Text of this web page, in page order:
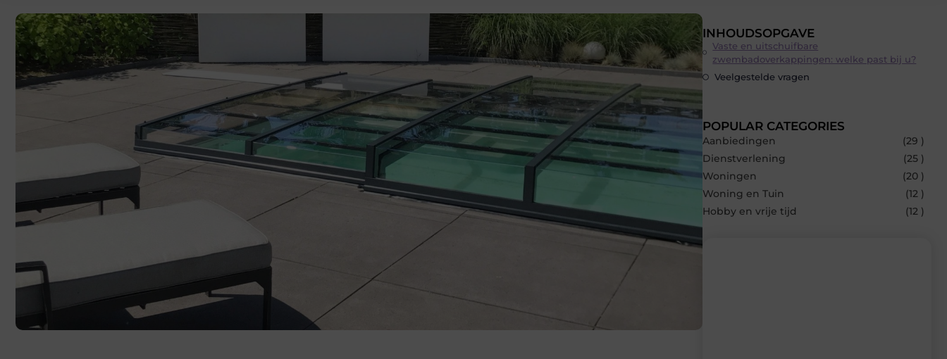
INHOUDSOPGAVE
Vaste en uitschuifbare
zwembadoverkappingen: welke past bij u?
Veelgestelde vragen
POPULAR CATEGORIES
Aanbiedingen
(29 )
Dienstverlening
(25 )
Woningen
(20 )
Woning en Tuin
(12 )
Hobby en vrije tijd
(12 )